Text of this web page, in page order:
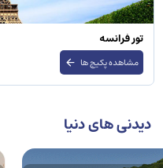
تور روسیه
مشاهده پکیج ها
دیدنی های دنیا